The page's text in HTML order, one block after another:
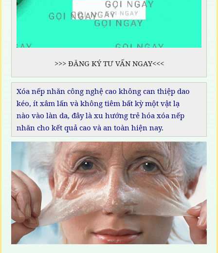
>>> ĐĂNG KÝ TƯ VẤN NGAY<<<
Xóa nếp nhăn công nghệ cao không can thiệp dao
kéo, ít xâm lấn và không tiêm bất kỳ một vật lạ
nào vào làn da, đây là xu hướng trẻ hóa xóa nếp
nhăn cho kết quả cao và an toàn hiện nay.